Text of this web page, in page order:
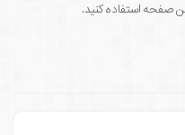
صفحه استفاده کنید.